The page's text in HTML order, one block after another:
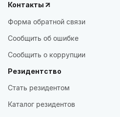
Контакты
Форма обратной связи
Сообщить об ошибке
Сообщить о коррупции
Резидентство
Стать резидентом
Каталог резидентов